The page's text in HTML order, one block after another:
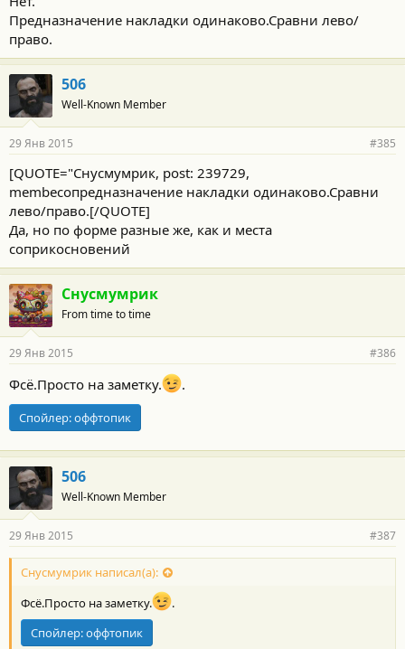
Предназначение накладки одинаково.Сравни лево/
право.
506
Well-Known Member
29 Янв 2015 #385
[QUOTE="Снусмумрик, post: 239729,
membeсопредназначение накладки одинаково.Сравни
лево/право.[/QUOTE]
Да, но по форме разные же, как и места
соприкосновений
Снусмумрик
From time to time
29 Янв 2015 #386
Фсё.Просто на заметку. .
Спойлер:оффтопик
506
Well-Known Member
29 Янв 2015 #387
Снусмумрик написал(а):
Фсё.Просто на заметку.
.
Спойлер:оффтопик